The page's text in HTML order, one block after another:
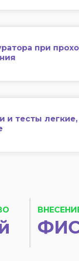
при
и тесты